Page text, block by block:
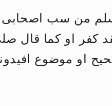
امير المؤمنين أيده
من سب
او كما قال
او موضوع